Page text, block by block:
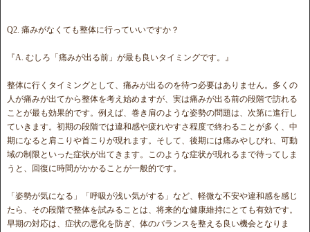
Q2. 痛みがなくても整体に行っていいですか？
『A. むしろ「痛みが出る前」が最も良いタイミングです。』
整体に行くタイミングとして、痛みが出るのを待つ必要はありません。多くの
人が痛みが出てから整体を考え始めますが、実は痛みが出る前の段階で訪れる
ことが最も効果的です。例えば、巻き肩のような姿勢の問題は、次第に進行し
ていきます。初期の段階では違和感や疲れやすさ程度で終わることが多く、中
期になると肩こりや首こりが現れます。そして、後期には痛みやしびれ、可動
域の制限といった症状が出てきます。このような症状が現れるまで待ってしま
うと、回復に時間がかかることが一般的です。
「姿勢が気になる」「呼吸が浅い気がする」など、軽微な不安や違和感を感じ
たら、その段階で整体を試みることは、将来的な健康維持にとても有効です。
早期の対応は、症状の悪化を防ぎ、体のバランスを整える良い機会となりま